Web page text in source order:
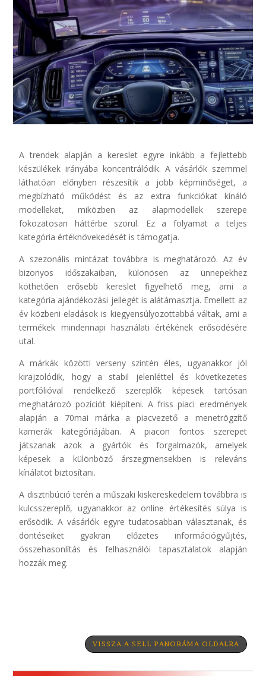
A trendek alapján a kereslet egyre inkább a fejlettebb
készülékek irányába koncentrálódik. A vásárlók szemmel
láthatóan előnyben részesítik a jobb képminőséget, a
megbízható működést és az extra funkciókat kínáló
modelleket, miközben az alapmodellek szerepe
fokozatosan háttérbe szorul. Ez a folyamat a teljes
kategória értéknövekedését is támogatja.
A szezonális mintázat továbbra is meghatározó. Az év
bizonyos időszakaiban, különösen az ünnepekhez
köthetően erősebb kereslet figyelhető meg, ami a
kategória ajándékozási jellegét is alátámasztja. Emellett az
év közbeni eladások is kiegyensúlyozottabbá váltak, ami a
termékek mindennapi használati értékének erősödésére
utal.
A márkák közötti verseny szintén éles, ugyanakkor jól
kirajzolódik, hogy a stabil jelenléttel és következetes
portfólióval rendelkező szereplők képesek tartósan
meghatározó pozíciót kiépíteni. A friss piaci eredmények
alapján a 70mai márka a piacvezető a menetrögzítő
kamerák kategóriájában. A piacon fontos szerepet
játszanak azok a gyártók és forgalmazók, amelyek
képesek a különböző árszegmensekben is releváns
kínálatot biztosítani.
A disztribúció terén a műszaki kiskereskedelem továbbra is
kulcsszereplő, ugyanakkor az online értékesítés súlya is
erősödik. A vásárlók egyre tudatosabban választanak, és
döntéseiket gyakran előzetes információgyűjtés,
összehasonlítás és felhasználói tapasztalatok alapján
hozzák meg.
VISSZA A SELL PANORÁMA OLDALRA